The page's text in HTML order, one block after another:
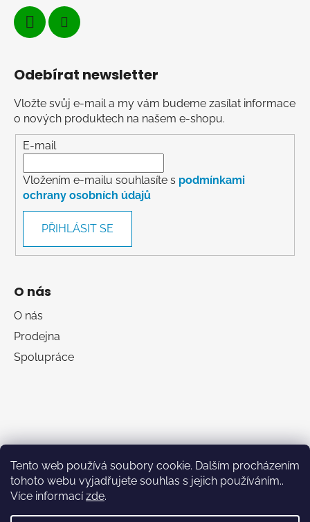
Tento web používá soubory cookie. Dalším procházením
tohoto webu vyjadřujete souhlas s jejich používáním..
Více informacízde.
Odebírat newsletter
Vložte svůj e-mail a my vám budeme zasílat informace
o nových produktech na našem e-shopu.
E-mail
Vložením e-mailu souhlasíte s podmínkami
ochrany osobních údajů
PŘIHLÁSIT SE
O nás
O nás
Prodejna
Spolupráce